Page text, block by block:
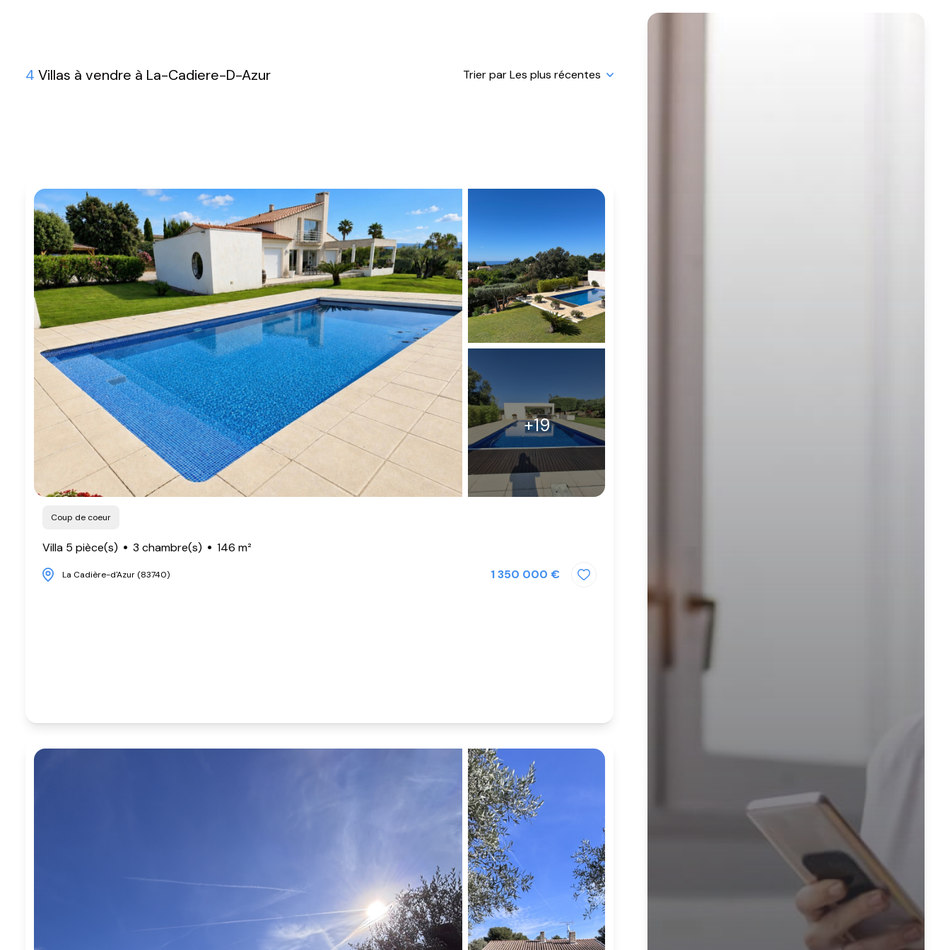
NOTRE
AGENCE
4 Villas à vendre à La-Cadiere-D-Azur Trier par Les plus récentes
+19
Coup de coeur
Villa 5 pièce(s) 3 chambre(s) 146 m²
La Cadière-d'Azur (83740) 1 350 000 €